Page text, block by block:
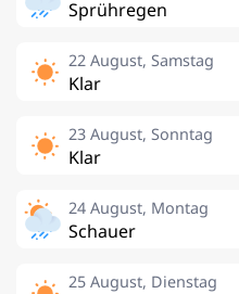
Sprühregen
22 August, Samstag
Klar
23 August, Sonntag
Klar
24 August, Montag
Schauer
25 August, Dienstag